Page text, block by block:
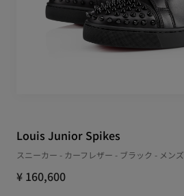
Louis Junior Spikes
スニーカー - カーフレザー - ブラック - メンズ
¥ 160,600